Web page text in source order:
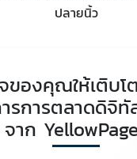
ปลายนิ้ว
ของคุณให้เติบโ
รการตลาดดิจิทั
จาก